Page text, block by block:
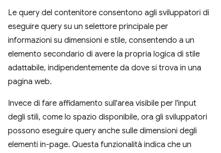
Le query del contenitore consentono agli sviluppatori di
eseguire query su un selettore principale per
informazioni su dimensioni e stile, consentendo a un
elemento secondario di avere la propria logica di stile
adattabile, indipendentemente da dove si trova in una
pagina web.
Invece di fare affidamento sull'area visibile per l'input
degli stili, come lo spazio disponibile, ora gli sviluppatori
possono eseguire query anche sulle dimensioni degli
elementi in-page. Questa funzionalità indica che un